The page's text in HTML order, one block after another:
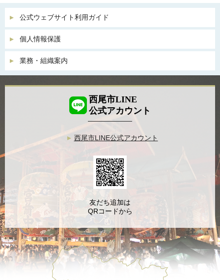
公式ウェブサイト利用ガイド
個人情報保護
業務・組織案内
西尾市LINE
公式アカウント
西尾市LINE公式アカウント
友だち追加は
QRコードから